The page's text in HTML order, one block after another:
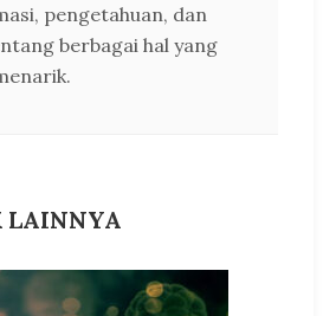
pengetahuan, dan
berbagai hal yang
LAINNYA